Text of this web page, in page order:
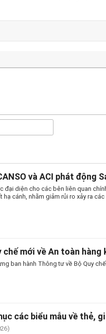
và ACI phát động
đại diện cho các bên liên quan
hạ cánh, nhằm giảm rủi ro xảy ra
chế mới về An toàn
ban hành Thông tư về Bộ Quy
các biểu mẫu về thẻ,